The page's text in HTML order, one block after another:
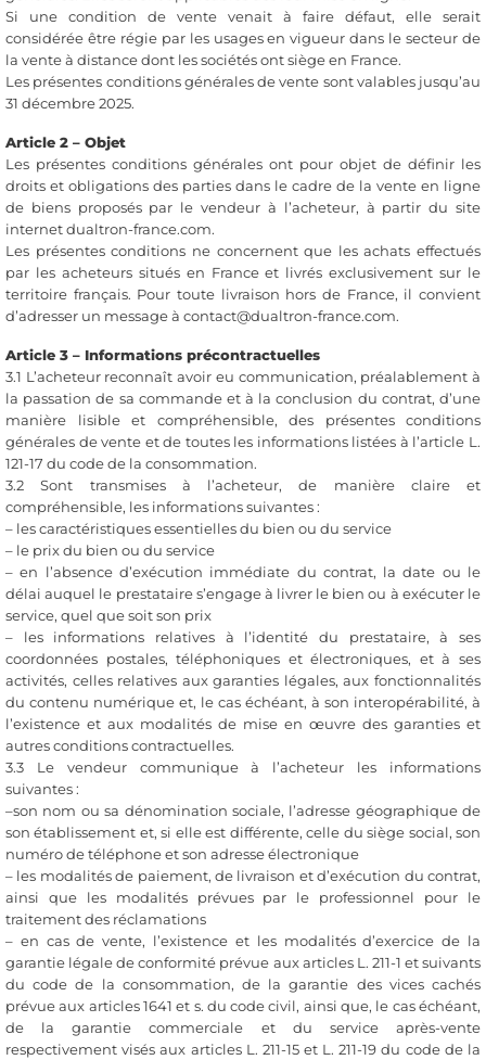
Si une condition de vente venait à faire défaut, elle serait
considérée être régie par les usages en vigueur dans le secteur de
la vente à distance dont les sociétés ont siège en France.
Les présentes conditions générales de vente sont valables jusqu’au
31 décembre 2025.
Article 2 – Objet
Les présentes conditions générales ont pour objet de définir les
droits et obligations des parties dans le cadre de la vente en ligne
de biens proposés par le vendeur à l’acheteur, à partir du site
internet dualtron-france.com.
Les présentes conditions ne concernent que les achats effectués
par les acheteurs situés en France et livrés exclusivement sur le
territoire français. Pour toute livraison hors de France, il convient
d’adresser un message à contact@dualtron-france.com.
Article 3 – Informations précontractuelles
3.1 L’acheteur reconnaît avoir eu communication, préalablement à
la passation de sa commande et à la conclusion du contrat, d’une
manière lisible et compréhensible, des présentes conditions
générales de vente et de toutes les informations listées à l’article L.
121-17 du code de la consommation.
3.2 Sont transmises à l’acheteur, de manière claire et
compréhensible, les informations suivantes :
– les caractéristiques essentielles du bien ou du service
– le prix du bien ou du service
– en l’absence d’exécution immédiate du contrat, la date ou le
délai auquel le prestataire s’engage à livrer le bien ou à exécuter le
service, quel que soit son prix
– les informations relatives à l’identité du prestataire, à ses
coordonnées postales, téléphoniques et électroniques, et à ses
activités, celles relatives aux garanties légales, aux fonctionnalités
du contenu numérique et, le cas échéant, à son interopérabilité, à
l’existence et aux modalités de mise en œuvre des garanties et
autres conditions contractuelles.
3.3 Le vendeur communique à l’acheteur les informations
suivantes :
–son nom ou sa dénomination sociale, l’adresse géographique de
son établissement et, si elle est différente, celle du siège social, son
numéro de téléphone et son adresse électronique
– les modalités de paiement, de livraison et d’exécution du contrat,
ainsi que les modalités prévues par le professionnel pour le
traitement des réclamations
– en cas de vente, l’existence et les modalités d’exercice de la
garantie légale de conformité prévue aux articles L. 211-1 et suivants
du code de la consommation, de la garantie des vices cachés
prévue aux articles 1641 et s. du code civil, ainsi que, le cas échéant,
de la garantie commerciale et du service après-vente
respectivement visés aux articles L. 211-15 et L. 211-19 du code de la